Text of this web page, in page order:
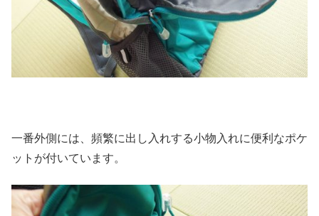
一番外側には、頻繁に出し入れする小物入れに便利なポケ
ットが付いています。